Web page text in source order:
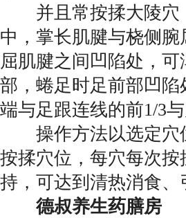
并且常按揉大陵穴
中，掌长肌腱与桡侧
屈肌腱之间凹陷处，
部，蜷足时足前部凹
端与足跟连线的前1/3
操作方法以选定穴
按揉穴位，每穴每次
持，可达到清热消食、
德叔养生药膳房